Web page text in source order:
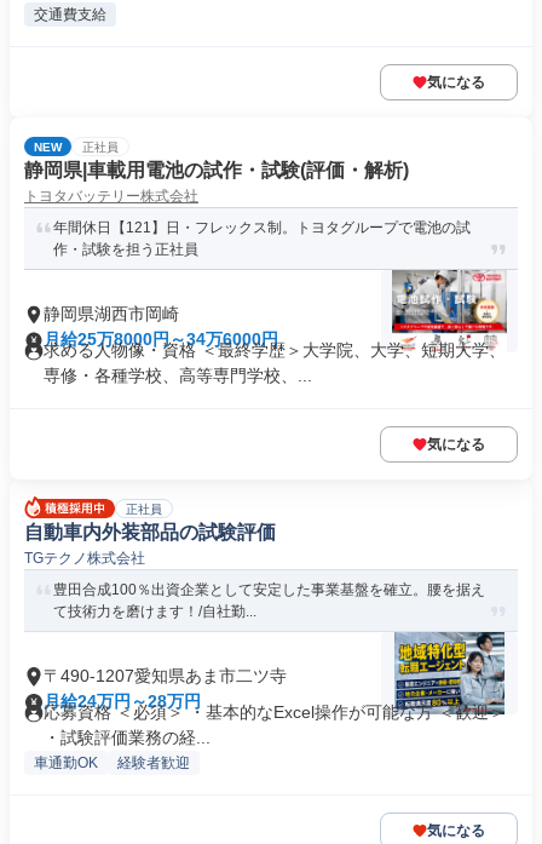
交通費支給
気になる
NEW 正社員
静岡県|車載用電池の試作・試験(評価・解析)
トヨタバッテリー株式会社
年間休日【121】日・フレックス制。トヨタグループで電池の試
作・試験を担う正社員
静岡県湖西市岡崎
月給25万8000円～34万6000円
求める人物像・資格 ＜最終学歴＞大学院、大学、短期大学、
専修・各種学校、高等専門学校、...
気になる
正社員
自動車内外装部品の試験評価
TGテクノ株式会社
豊田合成100％出資企業として安定した事業基盤を確立。腰を据え
て技術力を磨けます！/自社勤...
〒490-1207愛知県あま市二ツ寺
月給24万円～28万円
応募資格 ＜必須＞ ・基本的なExcel操作が可能な方 ＜歓迎＞
・試験評価業務の経...
車通勤OK 経験者歓迎
気になる